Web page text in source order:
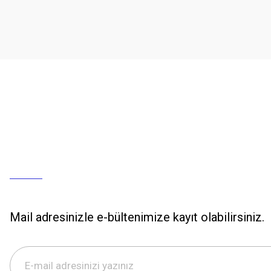
Mail adresinizle e-bültenimize kayıt olabilirsiniz.